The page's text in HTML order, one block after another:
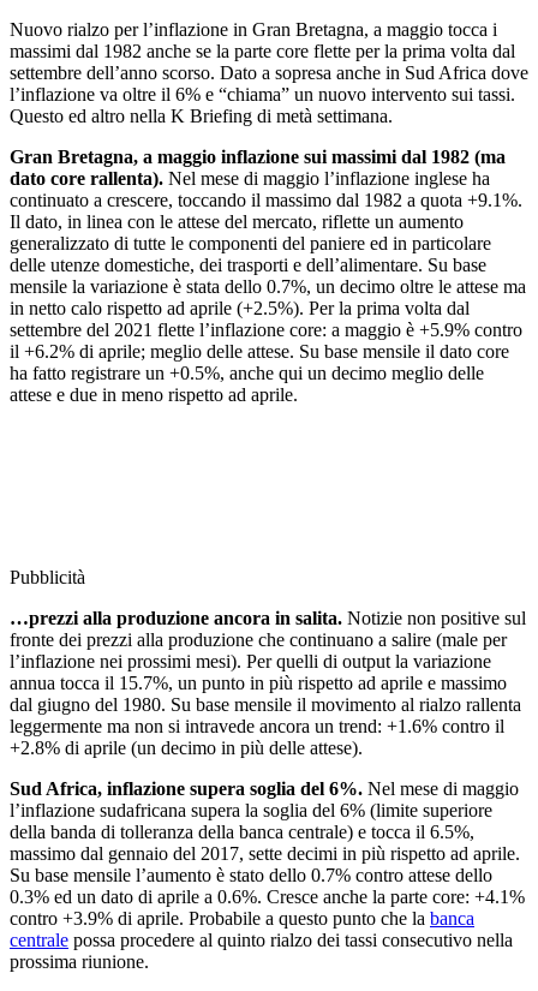
Nuovo rialzo per l’inflazione in Gran Bretagna, a maggio tocca i
massimi dal 1982 anche se la parte core flette per la prima volta dal
settembre dell’anno scorso. Dato a sopresa anche in Sud Africa dove
l’inflazione va oltre il 6% e “chiama” un nuovo intervento sui tassi.
Questo ed altro nella K Briefing di metà settimana.
Gran Bretagna, a maggio inflazione sui massimi dal 1982 (ma
dato core rallenta). Nel mese di maggio l’inflazione inglese ha
continuato a crescere, toccando il massimo dal 1982 a quota +9.1%.
Il dato, in linea con le attese del mercato, riflette un aumento
generalizzato di tutte le componenti del paniere ed in particolare
delle utenze domestiche, dei trasporti e dell’alimentare. Su base
mensile la variazione è stata dello 0.7%, un decimo oltre le attese ma
in netto calo rispetto ad aprile (+2.5%). Per la prima volta dal
settembre del 2021 flette l’inflazione core: a maggio è +5.9% contro
il +6.2% di aprile; meglio delle attese. Su base mensile il dato core
ha fatto registrare un +0.5%, anche qui un decimo meglio delle
attese e due in meno rispetto ad aprile.
Pubblicità
…prezzi alla produzione ancora in salita. Notizie non positive sul
fronte dei prezzi alla produzione che continuano a salire (male per
l’inflazione nei prossimi mesi). Per quelli di output la variazione
annua tocca il 15.7%, un punto in più rispetto ad aprile e massimo
dal giugno del 1980. Su base mensile il movimento al rialzo rallenta
leggermente ma non si intravede ancora un trend: +1.6% contro il
+2.8% di aprile (un decimo in più delle attese).
Sud Africa, inflazione supera soglia del 6%. Nel mese di maggio
l’inflazione sudafricana supera la soglia del 6% (limite superiore
della banda di tolleranza della banca centrale) e tocca il 6.5%,
massimo dal gennaio del 2017, sette decimi in più rispetto ad aprile.
Su base mensile l’aumento è stato dello 0.7% contro attese dello
0.3% ed un dato di aprile a 0.6%. Cresce anche la parte core: +4.1%
contro +3.9% di aprile. Probabile a questo punto che la banca
centrale possa procedere al quinto rialzo dei tassi consecutivo nella
prossima riunione.